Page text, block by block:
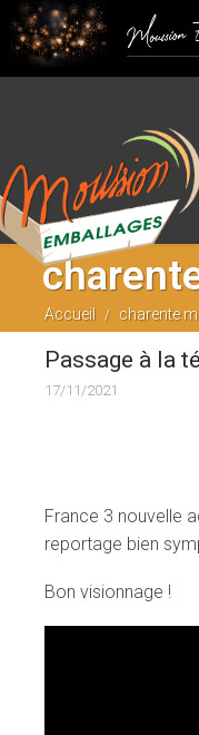
Accueil / charente
Passage à la
17/11/2021
France 3 nouvelle
reportage bien
Bon visionnage !